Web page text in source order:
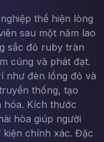
thể hiện lòng
sau một năm lao
sắc đỏ ruby tràn
cúng và phát đạt.
như đèn lồng đỏ và
thống, tạo
hóa. Kích thước
hòa giúp người
kiện chính xác. Đặc